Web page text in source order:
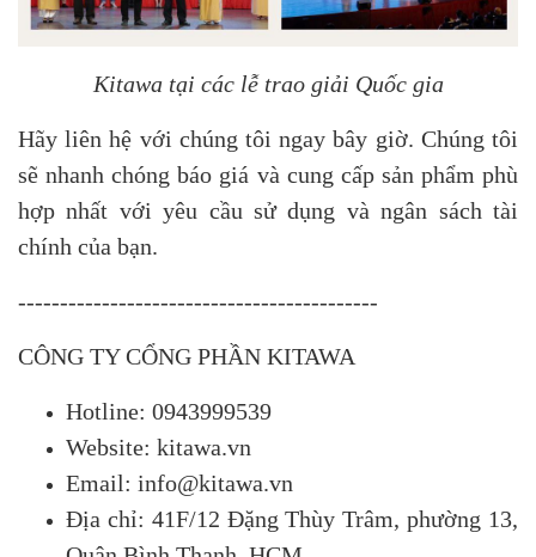
Kitawa tại các lễ trao giải Quốc gia
Hãy liên hệ với chúng tôi ngay bây giờ. Chúng tôi
sẽ nhanh chóng báo giá và cung cấp sản phẩm phù
hợp nhất với yêu cầu sử dụng và ngân sách tài
chính của bạn.
-------------------------------------------
CÔNG TY CỔNG PHẦN KITAWA
Hotline: 0943999539
Website: kitawa.vn
Email: info@kitawa.vn
Địa chỉ: 41F/12 Đặng Thùy Trâm, phường 13,